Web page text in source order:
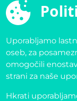
Uporabljamo
oseb, za
omogočili
strani za naše
Hkrati